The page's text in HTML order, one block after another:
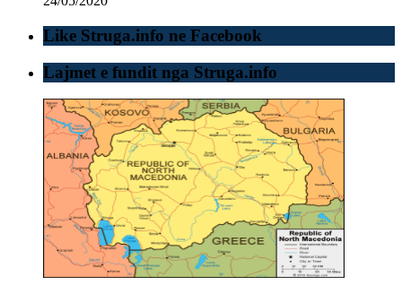
Like Struga.info ne Facebook
Lajmet e fundit nga Struga.info